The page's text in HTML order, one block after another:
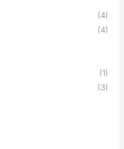
(4)
(4)
(1)
(3)